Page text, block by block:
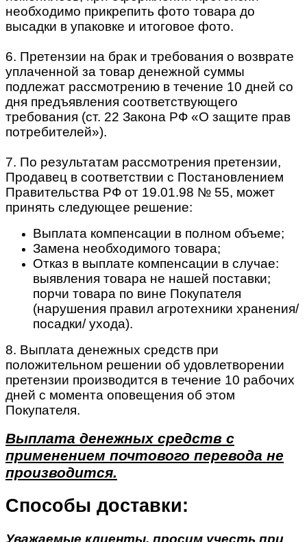
необходимо прикрепить фото товара до
высадки в упаковке и итоговое фото.
6. Претензии на брак и требования о возврате
уплаченной за товар денежной суммы
подлежат рассмотрению в течение 10 дней со
дня предъявления соответствующего
требования (ст. 22 Закона РФ «О защите прав
потребителей»).
7. По результатам рассмотрения претензии,
Продавец в соответствии с Постановлением
Правительства РФ от 19.01.98 № 55, может
принять следующее решение:
Выплата компенсации в полном объеме;
Замена необходимого товара;
Отказ в выплате компенсации в случае:
выявления товара не нашей поставки;
порчи товара по вине Покупателя
(нарушения правил агротехники хранения/
посадки/ ухода).
8. Выплата денежных средств при
положительном решении об удовлетворении
претензии производится в течение 10 рабочих
дней с момента оповещения об этом
Покупателя.
Выплата денежных средств с
применением почтового перевода не
производится.
Способы доставки:
Уважаемые клиенты, просим учесть при